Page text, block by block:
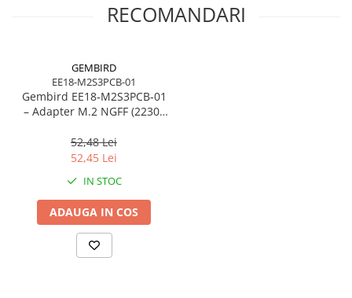
Proiectoare Consumer
Plăci de baza
Plăci de Bază Amd
Plăci de Bază Intel
Plăci Video Gaming & Consumer
Procesoare Desktop
Stocare
HDD Interne
RECOMANDARI
GEMBIRD
EE18-M2S3PCB-01
Gembird EE18‑M2S3PCB‑01
– Adapter M.2 NGFF (2230–
6Gb/s
52,48 Lei
52,45 Lei
IN STOC
ADAUGA IN COS